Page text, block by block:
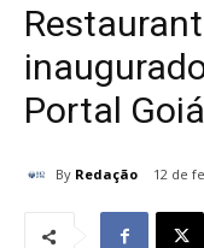
Portal
By Redação 12 de